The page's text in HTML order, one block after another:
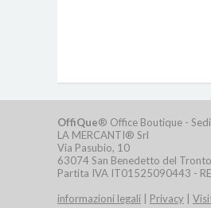
OffiQue® Office Boutique -
LA MERCANTI® Srl
Via Pasubio, 10
63074 San Benedetto del
Partita IVA IT01525090443 -
informazioni legali
Privacy